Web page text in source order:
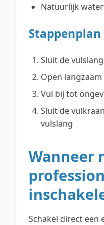
Natuurlijk
Sluit de
Open
Vul bij tot
Sluit de
vulslang
Wanneer
Schakel direct een